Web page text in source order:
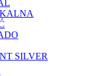
SILVER